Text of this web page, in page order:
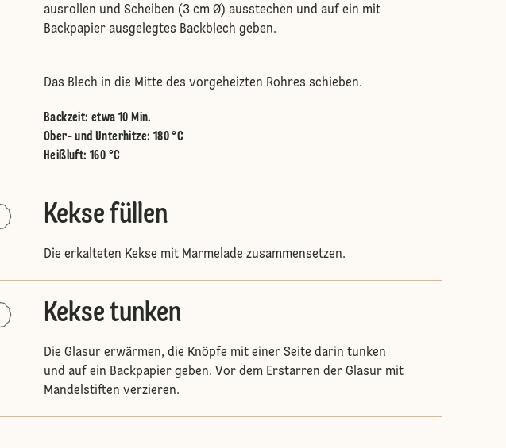
ausrollen und Scheiben (3 cm Ø) ausstechen und auf ein mit
Backpapier ausgelegtes Backblech geben.
Das Blech in die Mitte des vorgeheizten Rohres schieben.
Backzeit: etwa 10 Min.
Ober- und Unterhitze: 180 °C
Heißluft: 160 °C
Kekse füllen
Die erkalteten Kekse mit Marmelade zusammensetzen.
Kekse tunken
Die Glasur erwärmen, die Knöpfe mit einer Seite darin tunken
und auf ein Backpapier geben. Vor dem Erstarren der Glasur mit
Mandelstiften verzieren.